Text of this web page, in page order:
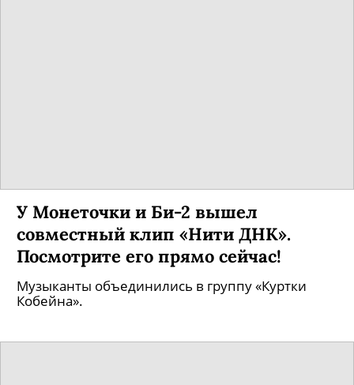
У Монеточки и Би-2 вышел
совместный клип «Нити ДНК».
Посмотрите его прямо сейчас!
Музыканты объединились в группу «Куртки
Кобейна».